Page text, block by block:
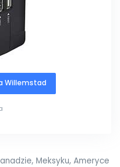
Willemstad
Meksyku, Ameryce